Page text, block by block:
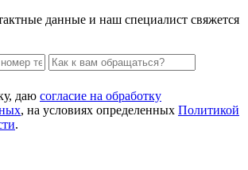
данные и наш специалист свяжется
даю согласие на обработку
, на условиях определенных Политикой
.